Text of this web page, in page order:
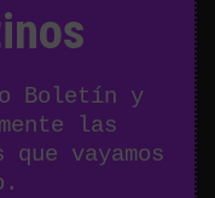
Boletín y
las
vayamos